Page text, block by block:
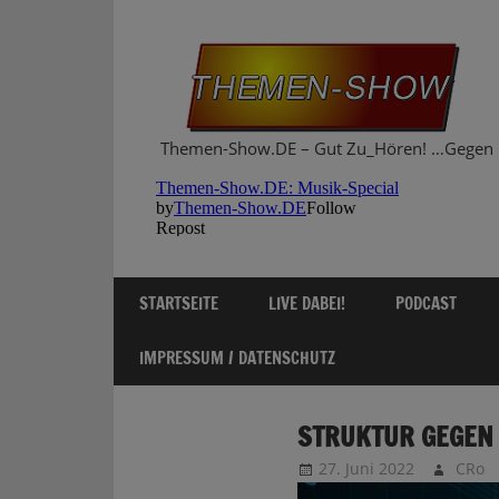
Themen-Show.DE – Gut Zu_Hören!
STARTSEITE LIVE DABEI! PODCAST
IMPRESSUM / DATENSCHUTZ
STRUKTUR
27. Juni 2022 CRo